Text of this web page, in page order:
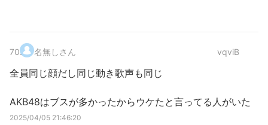
70. 名無しさん vqviB
全員同じ顔だし同じ動き歌声も同じ
AKB48はブスが多かったからウケたと言ってる人がいた
2025/04/05 21:46:20